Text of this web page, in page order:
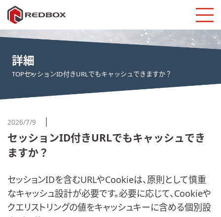
詳細
TOPセッションID付きURLでもキャッシュできますか？
2026/7/9
セッションID付きURLでもキャッシュでき
ますか？
セッションIDを含むURLやCookieは、原則として慎重
なキャッシュ設計が必要です。必要に応じて、Cookieや
クエリストリングの値をキャッシュキーに含める個別設